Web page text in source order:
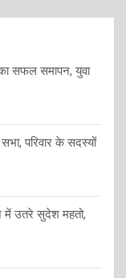
सफल समापन, युवा
परिवार के सदस्यों
में उतरे सुदेश महतो,